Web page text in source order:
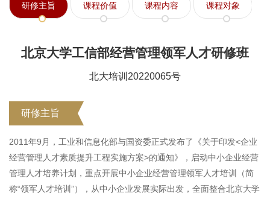
研修主旨 课程价值 课程内容 课程对象
北京大学工信部经营管理领军人才研修班
北大培训20220065号
研修主旨
2011年9月，工业和信息化部与国资委正式发布了《关于印发<企业
经营管理人才素质提升工程实施方案>的通知》，启动中小企业经营
管理人才培养计划，重点开展中小企业经营管理领军人才培训（简
称“领军人才培训”），从中小企业发展实际出发，全面整合北京大学